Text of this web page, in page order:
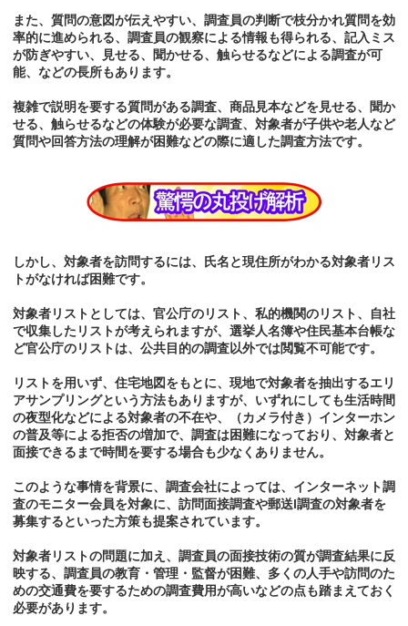
また、質問の意図が伝えやすい、調査員の判断で枝分かれ質問を効
率的に進められる、調査員の観察による情報も得られる、記入ミス
が防ぎやすい、見せる、聞かせる、触らせるなどによる調査が可
能、などの長所もあります。
複雑で説明を要する質問がある調査、商品見本などを見せる、聞か
せる、触らせるなどの体験が必要な調査、対象者が子供や老人など
質問や回答方法の理解が困難などの際に適した調査方法です。
しかし、対象者を訪問するには、氏名と現住所がわかる対象者リス
トがなければ困難です。
対象者リストとしては、官公庁のリスト、私的機関のリスト、自社
で収集したリストが考えられますが、選挙人名簿や住民基本台帳な
ど官公庁のリストは、公共目的の調査以外では閲覧不可能です。
リストを用いず、住宅地図をもとに、現地で対象者を抽出するエリ
アサンプリングという方法もありますが、いずれにしても生活時間
の夜型化などによる対象者の不在や、（カメラ付き）インターホン
の普及等による拒否の増加で、調査は困難になっており、対象者と
面接できるまで時間を要する場合も少なくありません。
このような事情を背景に、調査会社によっては、インターネット調
査のモニター会員を対象に、訪問面接調査や郵送l調査の対象者を
募集するといった方策も提案されています。
対象者リストの問題に加え、調査員の面接技術の質が調査結果に反
映する、調査員の教育・管理・監督が困難、多くの人手や訪問のた
めの交通費を要するための調査費用が高いなどの点も踏まえておく
必要があります。